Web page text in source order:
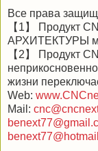
Все права
【1】 Продукт
АРХИТЕКТУРЫ
【2】 Продукт
жизни
Web:
Mail: